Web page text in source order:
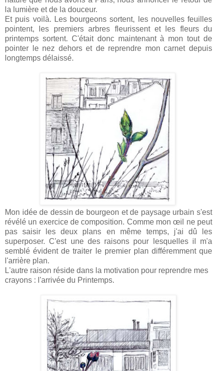
la lumière et de la douceur.
Et puis voilà. Les bourgeons sortent, les nouvelles feuilles
pointent, les premiers arbres fleurissent et les fleurs du
printemps sortent. C'était donc maintenant à mon tout de
pointer le nez dehors et de reprendre mon carnet depuis
longtemps délaissé.
Mon idée de dessin de bourgeon et de paysage urbain s'est
révélé un exercice de composition. Comme mon œil ne peut
pas saisir les deux plans en même temps, j'ai dû les
superposer. C'est une des raisons pour lesquelles il m'a
semblé évident de traiter le premier plan différemment que
l'arrière plan.
L'autre raison réside dans la motivation pour reprendre mes
crayons : l'arrivée du Printemps.